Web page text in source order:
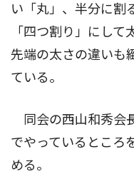
い「丸」、半分に割
「四つ割り」にして
先端の太さの違いも
ている。
同会の西山和秀会
でやっているところ
める。